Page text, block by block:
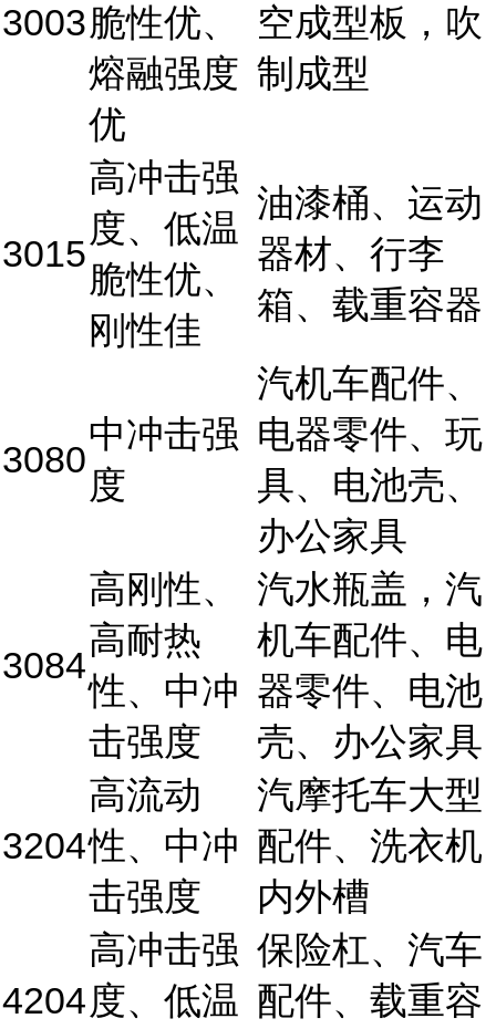
3003脆性优、
熔融强度
优
空成型板，吹
制成型
3015
高冲击强
度、低温
脆性优、
刚性佳
油漆桶、运动
器材、行李
箱、载重容器
3080
中冲击强
度
汽机车配件、
电器零件、玩
具、电池壳、
办公家具
3084
高刚性、
高耐热
性、中冲
击强度
汽水瓶盖，汽
机车配件、电
器零件、电池
壳、办公家具
3204
高流动
性、中冲
击强度
汽摩托车大型
配件、洗衣机
内外槽
4204
高冲击强
度、低温
保险杠、汽车
配件、载重容